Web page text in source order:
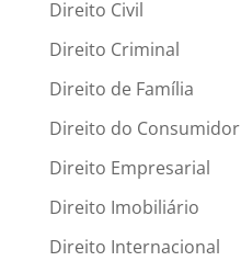
Direito Civil
Direito Criminal
Direito de Família
Direito do Consumidor
Direito Empresarial
Direito Imobiliário
Direito Internacional